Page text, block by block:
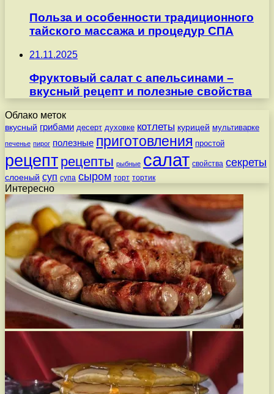
Польза и особенности традиционного
тайского массажа и процедур СПА
21.11.2025
Фруктовый салат с апельсинами –
вкусный рецепт и полезные свойства
Облако меток
вкусный грибами десерт духовке котлеты курицей мультиварке
печенье пирог полезные приготовления простой
рецепт рецепты рыбные салат свойства секреты
слоеный суп супа сыром торт тортик
Интересно